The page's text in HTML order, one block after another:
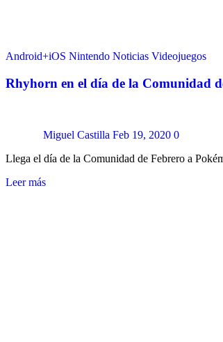
Android+iOS Nintendo Noticias Videojuegos
Rhyhorn en el día de la Comunidad
Miguel Castilla Feb 19, 2020 0
Llega el día de la Comunidad de Febrero a
Leer más